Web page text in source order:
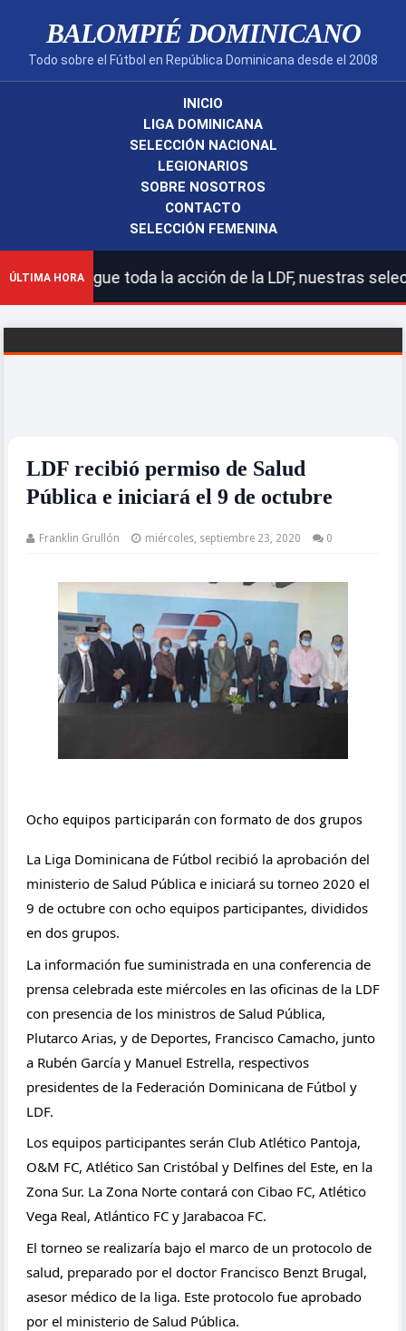
BALOMPIÉ DOMINICANO
Todo sobre el Fútbol en República Dominicana desde el 2008
INICIO
LIGA DOMINICANA
SELECCIÓN NACIONAL
LEGIONARIOS
SOBRE NOSOTROS
CONTACTO
SELECCIÓN FEMENINA
ÚLTIMA HORA
Sigue toda la acción de la LDF, nuestras
LDF recibió permiso de Salud
Pública e iniciará el 9 de octubre
Franklin Grullón miércoles, septiembre 23, 2020 0
Ocho equipos participarán con formato de dos grupos
La Liga Dominicana de Fútbol recibió la aprobación del
ministerio de Salud Pública e iniciará su torneo 2020 el
9 de octubre con ocho equipos participantes, divididos
en dos grupos.
La información fue suministrada en una conferencia de
prensa celebrada este miércoles en las oficinas de la LDF
con presencia de los ministros de Salud Pública,
Plutarco Arias, y de Deportes, Francisco Camacho, junto
a Rubén García y Manuel Estrella, respectivos
presidentes de la Federación Dominicana de Fútbol y
LDF.
Los equipos participantes serán Club Atlético Pantoja,
O&M FC, Atlético San Cristóbal y Delfines del Este, en la
Zona Sur. La Zona Norte contará con Cibao FC, Atlético
Vega Real, Atlántico FC y Jarabacoa FC.
El torneo se realizaría bajo el marco de un protocolo de
salud, preparado por el doctor Francisco Benzt Brugal,
asesor médico de la liga. Este protocolo fue aprobado
por el ministerio de Salud Pública.